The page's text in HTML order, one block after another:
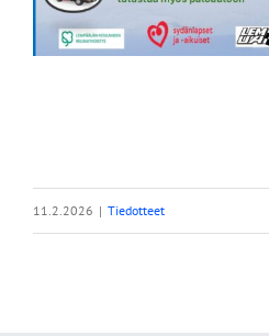
11.2.2026 | Tiedotteet